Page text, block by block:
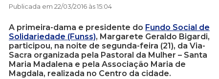
Publicada em 22/03/2016 às 15:04
A primeira-dama e presidente do Fundo Social de
Solidariedade (Funss), Margarete Geraldo Bigardi,
participou, na noite de segunda-feira (21), da Via-
Sacra organizada pela Pastoral da Mulher – Santa
Maria Madalena e pela Associação Maria de
Magdala, realizada no Centro da cidade.